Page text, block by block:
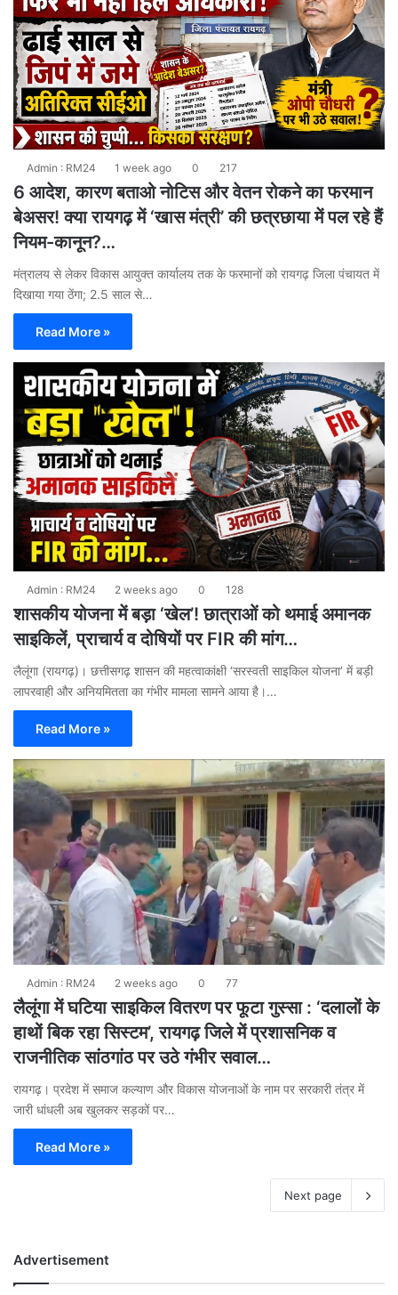
Admin : RM24 1 week ago 0 217
6 आदेश, कारण बताओ नोटिस और वेतन रोकने का फरमान
बेअसर! क्या रायगढ़ में ‘खास मंत्री’ की छत्रछाया में पल रहे हैं
नियम-कानून?…
मंत्रालय से लेकर विकास आयुक्त कार्यालय तक के फरमानों को रायगढ़ जिला पंचायत में
दिखाया गया ठेंगा; 2.5 साल से…
Read More »
Admin : RM24 2 weeks ago 0 128
शासकीय योजना में बड़ा ‘खेल’! छात्राओं को थमाई अमानक
साइकिलें, प्राचार्य व दोषियों पर FIR की मांग…
​लैलूंगा (रायगढ़)। छत्तीसगढ़ शासन की महत्वाकांक्षी ‘सरस्वती साइकिल योजना’ में बड़ी
लापरवाही और अनियमितता का गंभीर मामला सामने आया है।…
Read More »
Admin : RM24 2 weeks ago 0 77
लैलूंगा में घटिया साइकिल वितरण पर फूटा गुस्सा : ‘दलालों के
हाथों बिक रहा सिस्टम’, रायगढ़ जिले में प्रशासनिक व
राजनीतिक सांठगांठ पर उठे गंभीर सवाल…
रायगढ़। प्रदेश में समाज कल्याण और विकास योजनाओं के नाम पर सरकारी तंत्र में
जारी धांधली अब खुलकर सड़कों पर…
Read More »
Next page
Advertisement